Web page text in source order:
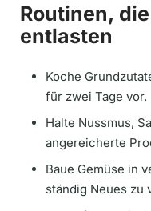
Routinen,
entlasten
Koche
für zwei Tage vor.
Halte Nussmus,
angereicherte
Baue Gemüse in
ständig Neues zu